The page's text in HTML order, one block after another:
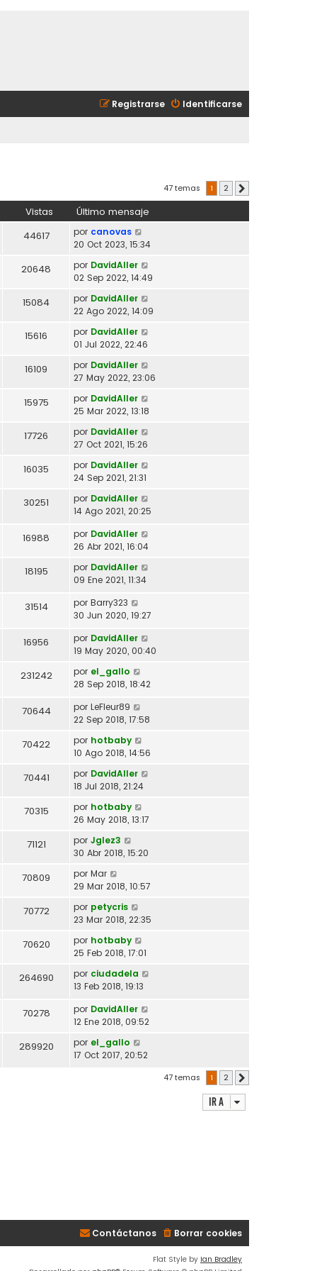
Identificarse
Registrarse
47 temas 1 2
Vistas Último mensaje
44617 por canovas
20 Oct 2023, 15:34
20648 por DavidAller
02 Sep 2022, 14:49
15084 por DavidAller
22 Ago 2022, 14:09
15616 por DavidAller
01 Jul 2022, 22:46
16109 por DavidAller
27 May 2022, 23:06
15975 por DavidAller
25 Mar 2022, 13:18
17726 por DavidAller
27 Oct 2021, 15:26
16035 por DavidAller
24 Sep 2021, 21:31
30251 por DavidAller
14 Ago 2021, 20:25
16988 por DavidAller
26 Abr 2021, 16:04
18195 por DavidAller
09 Ene 2021, 11:34
31514 por Barry323
30 Jun 2020, 19:27
16956 por DavidAller
19 May 2020, 00:40
231242 por el_gallo
28 Sep 2018, 18:42
70644 por LeFleur89
22 Sep 2018, 17:58
70422 por hotbaby
10 Ago 2018, 14:56
70441 por DavidAller
18 Jul 2018, 21:24
70315 por hotbaby
26 May 2018, 13:17
71121 por Jglez3
30 Abr 2018, 15:20
70809 por Mar
29 Mar 2018, 10:57
70772 por petycris
23 Mar 2018, 22:35
70620 por hotbaby
25 Feb 2018, 17:01
264690 por ciudadela
13 Feb 2018, 19:13
70278 por DavidAller
12 Ene 2018, 09:52
289920 por el_gallo
17 Oct 2017, 20:52
47 temas 1 2
Ir a
Borrar cookies
Contáctanos
Flat Style by Ian Bradley